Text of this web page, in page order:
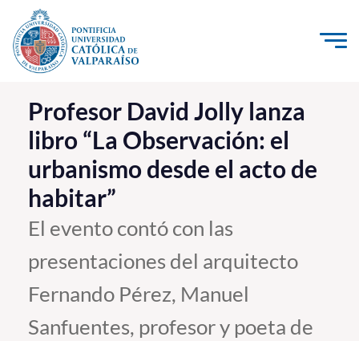
Click acá para ir directamente al contenido
La Universidad
Investigación, Creación e Innovación
PUCV Internacional
Vinculación con el Medio
Admisión
Pregrado
Postgrado
Profesor David Jolly lanza
libro “La Observación: el
urbanismo desde el acto de
habitar”
El evento contó con las
presentaciones del arquitecto
Fernando Pérez, Manuel
Sanfuentes, profesor y poeta de